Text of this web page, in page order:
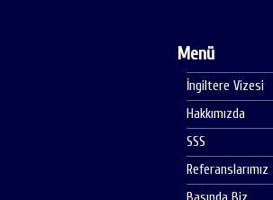
Menü
İngiltere Vizesi
Hakkımızda
SSS
Referanslarımız